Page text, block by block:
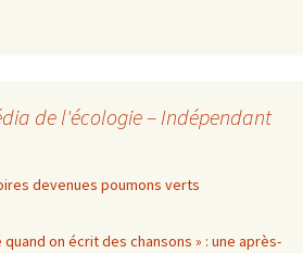
de l'écologie – Indépendant
devenues poumons verts
on écrit des chansons » : une après-